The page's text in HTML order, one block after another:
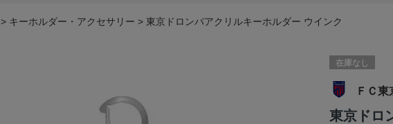
キーホルダー・アクセサリー 東京ドロンパアクリルキーホルダー ウインク
在庫なし
ＦＣ東
東京ドロ